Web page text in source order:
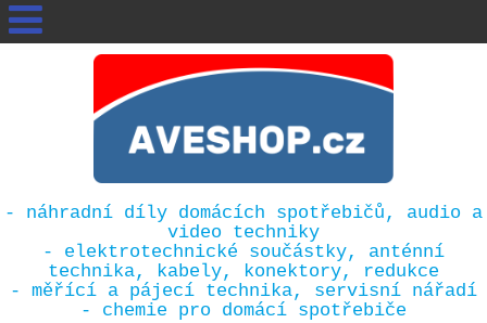
- náhradní díly domácích spotřebičů, audio a
video techniky
- elektrotechnické součástky, anténní
technika, kabely, konektory, redukce
- měřící a pájecí technika, servisní nářadí
- chemie pro domácí spotřebiče